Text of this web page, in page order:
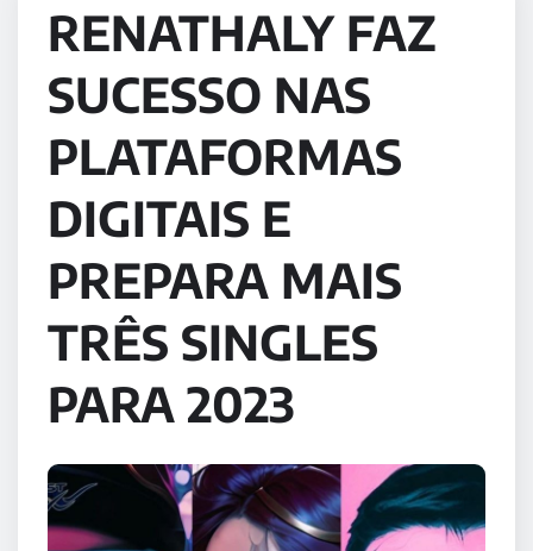
RENATHALY FAZ
SUCESSO NAS
PLATAFORMAS
DIGITAIS E
PREPARA MAIS
TRÊS SINGLES
PARA 2023